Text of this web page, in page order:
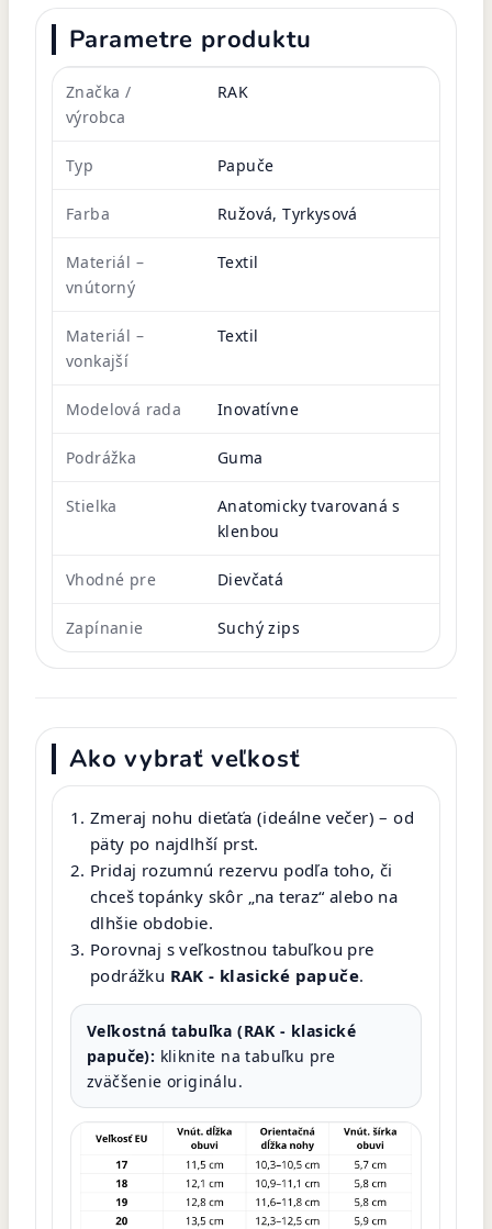
Parametre produktu
Značka /
výrobca
RAK
Typ Papuče
Farba Ružová, Tyrkysová
Materiál –
vnútorný
Textil
Materiál –
vonkajší
Textil
Modelová rada Inovatívne
Podrážka Guma
Stielka
Anatomicky tvarovaná s
klenbou
Vhodné pre Dievčatá
Zapínanie Suchý zips
Ako vybrať veľkosť
Zmeraj nohu dieťaťa (ideálne večer) – od
päty po najdlhší prst.
Pridaj rozumnú rezervu podľa toho, či
chceš topánky skôr „na teraz“ alebo na
dlhšie obdobie.
Porovnaj s veľkostnou tabuľkou pre
podrážku RAK - klasické papuče.
Veľkostná tabuľka (RAK - klasické
papuče): kliknite na tabuľku pre
zväčšenie originálu.